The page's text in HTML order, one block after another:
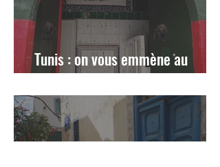
Tunis : on vous emmène au
hammam de la rue du Pacha !